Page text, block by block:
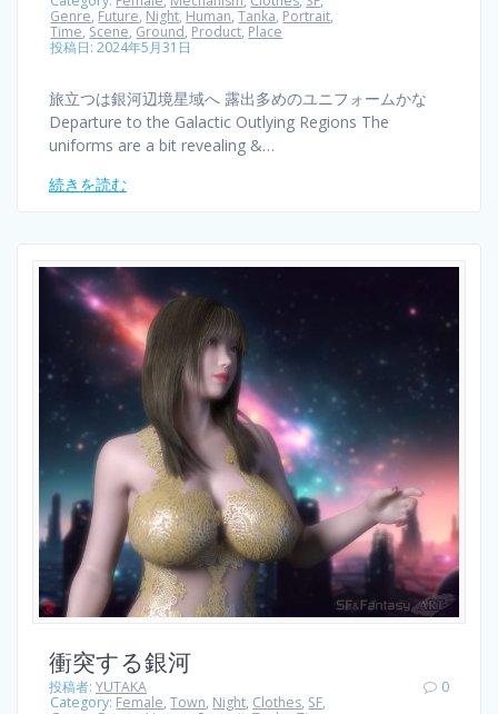
Genre, Future, Night, Human,Tanka, Portrait,
Time, Scene, Ground, Product, Place
投稿日: 2024年5月31日
旅立つは銀河辺境星域へ 露出多めのユニフォームかな
Departure to the Galactic Outlying Regions The
uniforms are a bit revealing &…
続きを読む
衝突する銀河
投稿者: YUTAKA
Category: Female,Town, Night, Clothes, SF,
0